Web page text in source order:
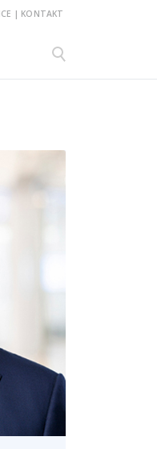
| KONTAKT